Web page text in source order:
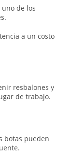
uno de los
a un costo
resbalones y
de trabajo.
botas pueden